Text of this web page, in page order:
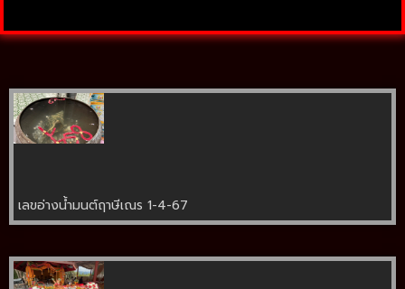
เลขอ่างน้ำมนต์ฤาษีเณร 1-4-67